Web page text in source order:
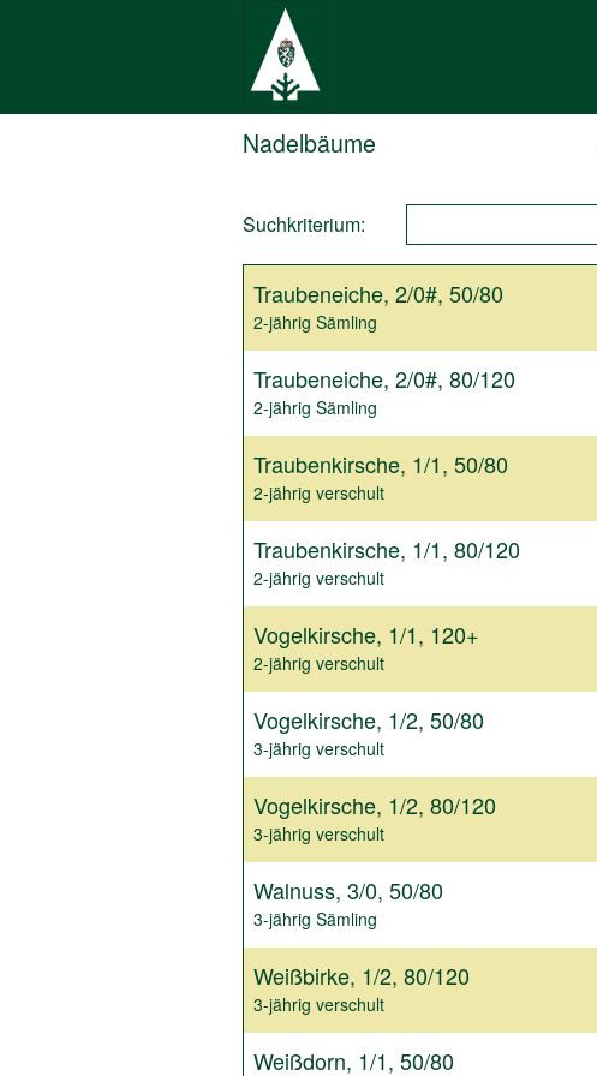
Nadelbäume
Suchkriterium:
Traubeneiche, 2/0#, 50/80
2-jährig Sämling
Traubeneiche, 2/0#, 80/120
2-jährig Sämling
Traubenkirsche, 1/1, 50/80
2-jährig verschult
Traubenkirsche, 1/1, 80/120
2-jährig verschult
Vogelkirsche, 1/1, 120+
2-jährig verschult
Vogelkirsche, 1/2, 50/80
3-jährig verschult
Vogelkirsche, 1/2, 80/120
3-jährig verschult
Walnuss, 3/0, 50/80
3-jährig Sämling
Weißbirke, 1/2, 80/120
3-jährig verschult
Weißdorn, 1/1, 50/80